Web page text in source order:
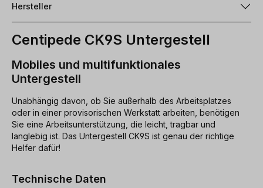
Hersteller
Centipede CK9S Untergestell
Mobiles und multifunktionales
Untergestell
Unabhängig davon, ob Sie außerhalb des Arbeitsplatzes
oder in einer provisorischen Werkstatt arbeiten, benötigen
Sie eine Arbeitsunterstützung, die leicht, tragbar und
langlebig ist. Das Untergestell CK9S ist genau der richtige
Helfer dafür!
Technische Daten